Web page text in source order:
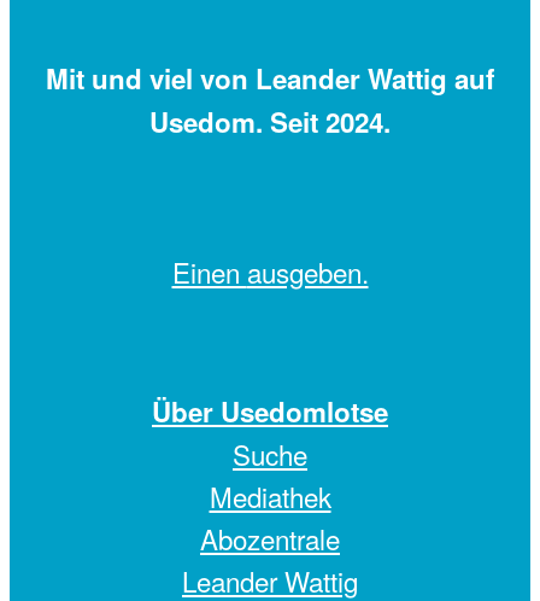
Mit und viel von Leander Wattig auf
Usedom. Seit 2024.
Einen ausgeben.
Über Usedomlotse
Suche
Mediathek
Abozentrale
Leander Wattig